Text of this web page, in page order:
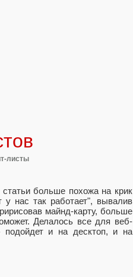
листы
больше похожа на крик
у нас так работает", вывалив
майнд-карту, больше
Делалось все для веб-
подойдет и на десктоп, и на